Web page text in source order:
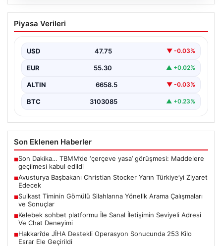
Avusturya Başbakanı Christian Stocker
Yarın Türkiye’yi Ziyaret Edecek
ilişkilerin güçlendirilmesi kapsamında önemli bir gelişme
yaşanıyor.…
Piyasa Verileri
USD 47.75 ▼ -0.03%
EUR 55.30 ▲ +0.02%
ALTIN 6658.5 ▼ -0.03%
BTC 3103085 ▲ +0.23%
Son Eklenen Haberler
■Son Dakika… TBMM’de ‘çerçeve yasa’ görüşmesi: Maddelere
geçilmesi kabul edildi
■Avusturya Başbakanı Christian Stocker Yarın Türkiye’yi Ziyaret
Edecek
■Suikast Timinin Gömülü Silahlarına Yönelik Arama Çalışmaları
ve Sonuçlar
■Kelebek sohbet platformu İle Sanal İletişimin Seviyeli Adresi
Ve Chat Deneyimi
■Hakkari’de JİHA Destekli Operasyon Sonucunda 253 Kilo
Esrar Ele Geçirildi